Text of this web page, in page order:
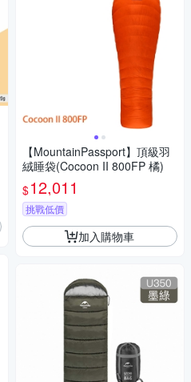
【MountainPassport】頂級羽
絨睡袋(Cocoon II 800FP 橘)
$12,011
挑戰低價
加入購物車